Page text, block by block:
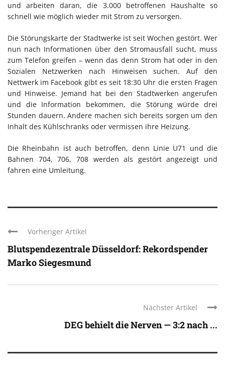
und arbeiten daran, die 3.000 betroffenen Haushalte so
schnell wie möglich wieder mit Strom zu versorgen.
Die Störungskarte der Stadtwerke ist seit Wochen gestört. Wer
nun nach Informationen über den Stromausfall sucht, muss
zum Telefon greifen – wenn das denn Strom hat oder in den
Sozialen Netzwerken nach Hinweisen suchen. Auf den
Nettwerk im Facebook gibt es seit 18:30 Uhr die ersten Fragen
und Hinweise. Jemand hat bei den Stadtwerken angerufen
und die Information bekommen, die Störung würde drei
Stunden dauern. Andere machen sich bereits sorgen um den
Inhalt des Kühlschranks oder vermissen ihre Heizung.
Die Rheinbahn ist auch betroffen, denn Linie U71 und die
Bahnen 704, 706, 708 werden als gestört angezeigt und
fahren eine Umleitung.
Vorheriger Artikel
Blutspendezentrale Düsseldorf: Rekordspender
Marko Siegesmund
Nächster Artikel
DEG behielt die Nerven — 3:2 nach ...